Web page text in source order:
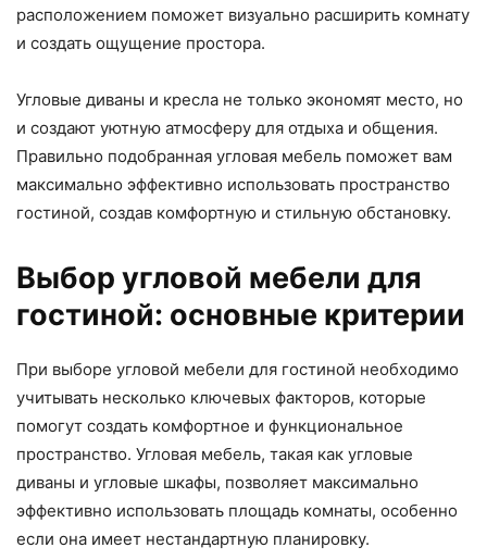
расположением поможет визуально расширить комнату
и создать ощущение простора.
Угловые диваны и кресла не только экономят место, но
и создают уютную атмосферу для отдыха и общения.
Правильно подобранная угловая мебель поможет вам
максимально эффективно использовать пространство
гостиной, создав комфортную и стильную обстановку.
Выбор угловой мебели для
гостиной: основные критерии
При выборе угловой мебели для гостиной необходимо
учитывать несколько ключевых факторов, которые
помогут создать комфортное и функциональное
пространство. Угловая мебель, такая как угловые
диваны и угловые шкафы, позволяет максимально
эффективно использовать площадь комнаты, особенно
если она имеет нестандартную планировку.